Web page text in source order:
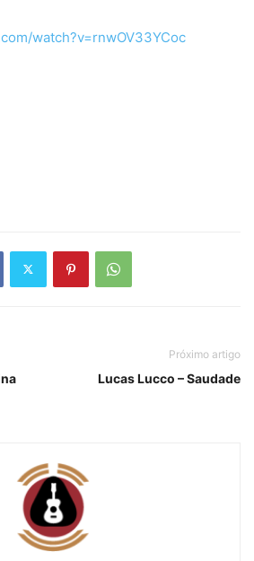
watch?v=rnwOV33YCoc
Próximo artigo
Lucas Lucco – Saudade